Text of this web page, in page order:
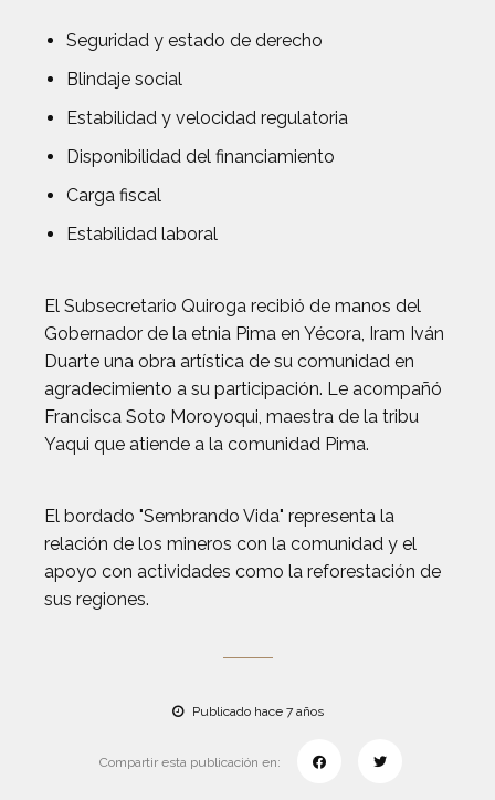
Seguridad y estado de derecho
Blindaje social
Estabilidad y velocidad regulatoria
Disponibilidad del financiamiento
Carga fiscal
Estabilidad laboral
El Subsecretario Quiroga recibió de manos del
Gobernador de la etnia Pima en Yécora, Iram Iván
Duarte una obra artística de su comunidad en
agradecimiento a su participación. Le acompañó
Francisca Soto Moroyoqui, maestra de la tribu
Yaqui que atiende a la comunidad Pima.
El bordado "Sembrando Vida" representa la
relación de los mineros con la comunidad y el
apoyo con actividades como la reforestación de
sus regiones.
Publicado hace 7 años
Compartir esta publicación en: